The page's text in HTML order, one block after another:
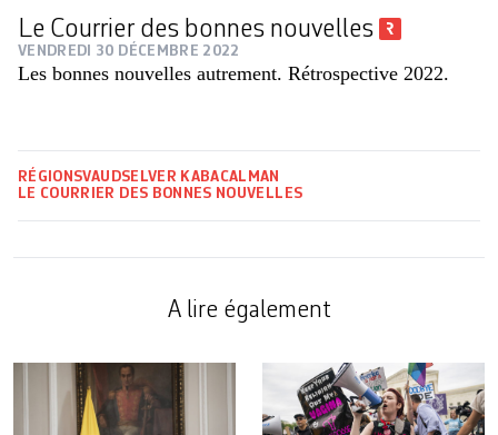
Le Courrier des bonnes nouvelles
VENDREDI 30 DÉCEMBRE 2022
Les bonnes nouvelles autrement. Rétrospective 2022.
RÉGIONSVAUDSELVER KABACALMAN
LE COURRIER DES BONNES NOUVELLES
A lire également